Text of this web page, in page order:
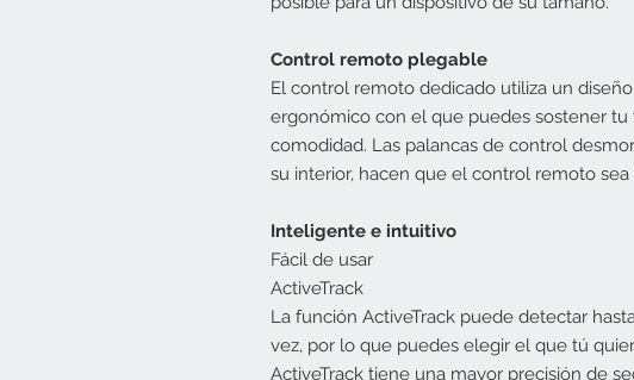
Control remoto plegable
El control remoto dedicado utiliza un
ergonómico con el que puedes sostener
comodidad. Las palancas de control
su interior, hacen que el control remoto
Inteligente e intuitivo
Fácil de usar
ActiveTrack
La función ActiveTrack puede detectar
vez, por lo que puedes elegir el que tú
ActiveTrack tiene una mayor precisión de